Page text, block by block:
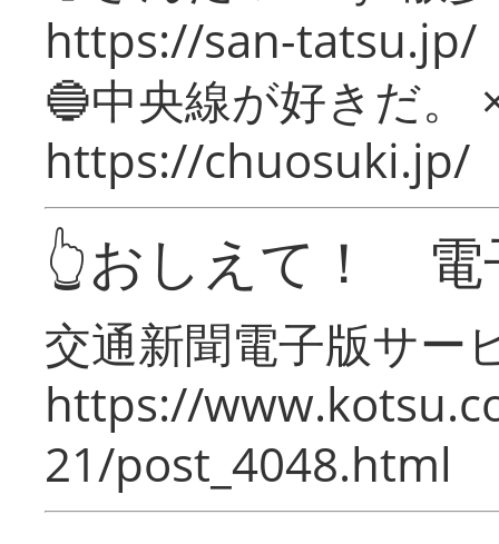
https://san-tatsu.jp/
🔵中央線が好きだ。
https://chuosuki.jp/
👆おしえて！ 電
交通新聞電子版サー
https://
21/post_4048.html